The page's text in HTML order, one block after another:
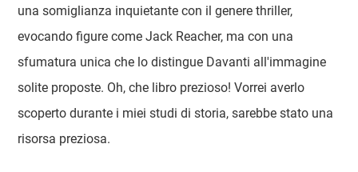
una somiglianza inquietante con il genere thriller,
evocando figure come Jack Reacher, ma con una
sfumatura unica che lo distingue Davanti all'immagine
solite proposte. Oh, che libro prezioso! Vorrei averlo
scoperto durante i miei studi di storia, sarebbe stato una
risorsa preziosa.